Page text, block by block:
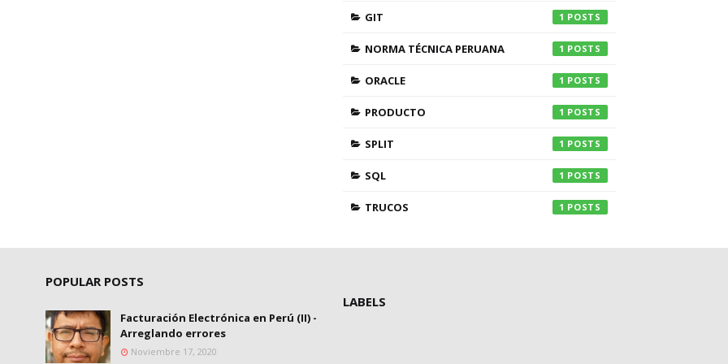
GIT 1
NORMA TÉCNICA PERUANA 1
ORACLE 1
PRODUCTO 1
SPLIT 1
SQL 1
TRUCOS 1
POPULAR POSTS
Facturación Electrónica en Perú (II) -
Arreglando errores
Noviembre 17, 2020
LABELS